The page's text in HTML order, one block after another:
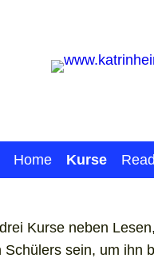
Home Kurse
Kurse neben
sein, um ihn